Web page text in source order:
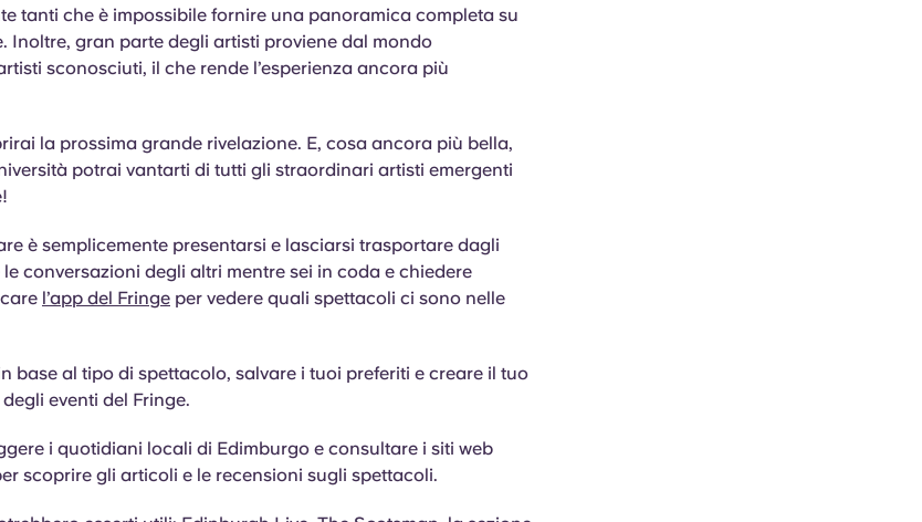
tanti che è impossibile fornire una panoramica completa su
Inoltre, gran parte degli artisti proviene dal mondo
sconosciuti, il che rende l’esperienza ancora più
la prossima grande rivelazione. E, cosa ancora più bella,
potrai vantarti di tutti gli straordinari artisti emergenti
è semplicemente presentarsi e lasciarsi trasportare dagli
conversazioni degli altri mentre sei in coda e chiedere
l’app del Fringe per vedere quali spettacoli ci sono nelle
base al tipo di spettacolo, salvare i tuoi preferiti e creare il tuo
eventi del Fringe.
i quotidiani locali di Edimburgo e consultare i siti web
scoprire gli articoli e le recensioni sugli spettacoli.